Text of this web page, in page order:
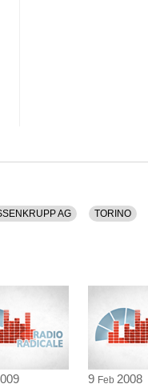
AG TORINO
9 Feb 2008